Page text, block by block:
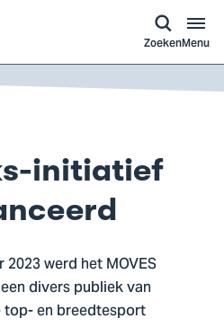
ZoekenMenu
initiatief
werd het MOVES
divers publiek van
en breedtesport